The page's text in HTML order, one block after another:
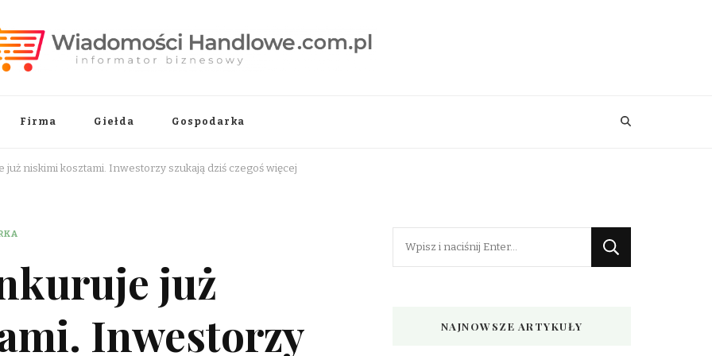
Firma Giełda Gospodarka
już niskimi kosztami. Inwestorzy szukają dziś czegoś więcej
już
Inwestorzy
NAJNOWSZE ARTYKUŁY